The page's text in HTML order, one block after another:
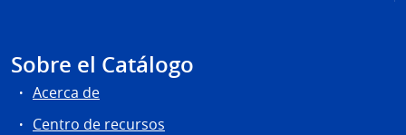
Sobre el Catálogo
Acerca de
Centro de recursos